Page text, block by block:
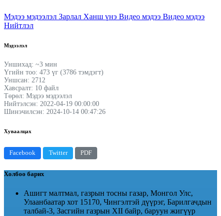
Мэдээ мэдээлэл Зарлал Ханш үнэ Видео мэдээ Видео мэдээ
Нийтлэл
Мэдээлэл
Уншихад: ~3 мин
Үгийн тоо: 473 үг (3786 тэмдэгт)
Уншсан: 2712
Хавсралт: 10 файл
Төрөл: Мэдээ мэдээлэл
Нийтэлсэн: 2022-04-19 00:00:00
Шинэчилсэн: 2024-10-14 00:47:26
Хуваалцах
Facebook Twitter PDF
Холбоо барих
Ашигт малтмал, газрын тосны газар, Монгол Улс,
Улаанбаатар хот 15170, Чингэлтэй дүүрэг, Барилгачдын
талбай-3, Засгийн газрын XII байр, баруун жигүүр